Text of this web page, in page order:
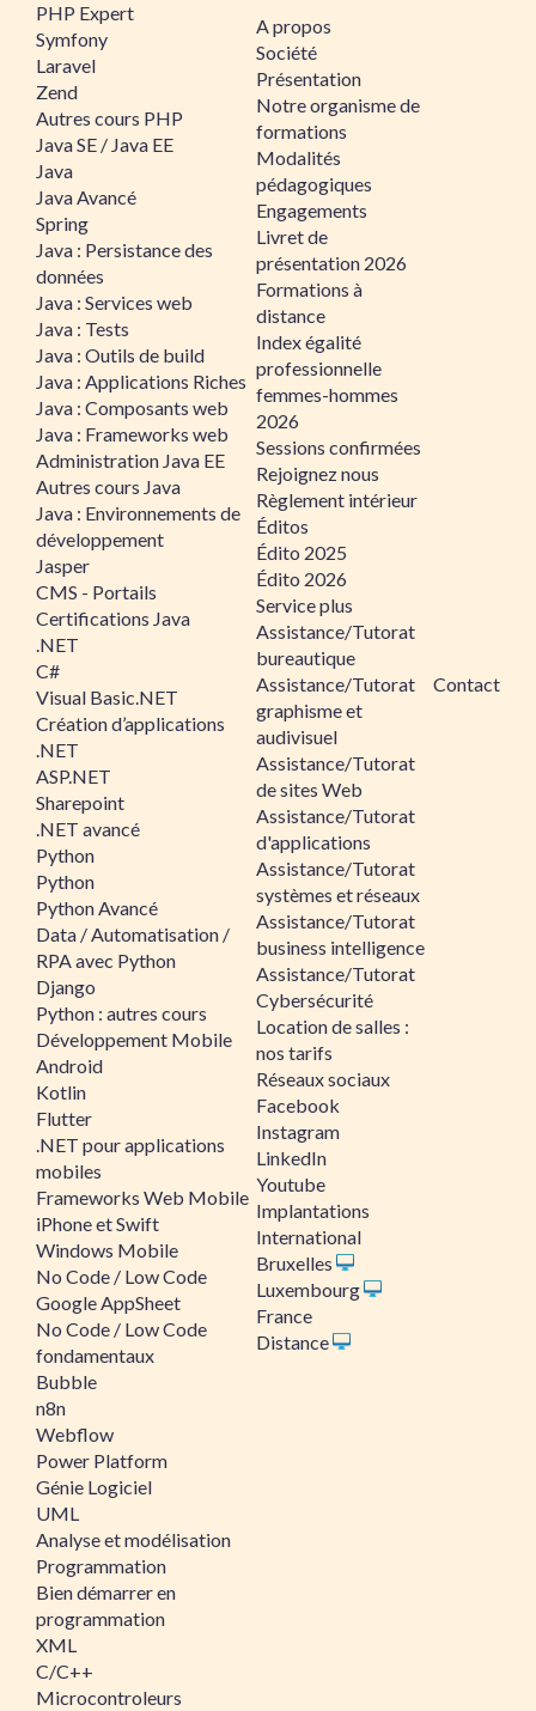
PHP Expert
Symfony
Laravel
Zend
Autres cours PHP
Java SE / Java EE
Java
Java Avancé
Spring
Java : Persistance des
données
Java : Services web
Java : Tests
Java : Outils de build
Java : Applications Riches
Java : Composants web
Java : Frameworks web
Administration Java EE
Autres cours Java
Java : Environnements de
développement
Jasper
CMS - Portails
Certifications Java
.NET
C#
Visual Basic.NET
Création d’applications
.NET
ASP.NET
Sharepoint
.NET avancé
Python
Python
Python Avancé
Data / Automatisation /
RPA avec Python
Django
Python : autres cours
Développement Mobile
Android
Kotlin
Flutter
.NET pour applications
mobiles
Frameworks Web Mobile
iPhone et Swift
Windows Mobile
No Code / Low Code
Google AppSheet
No Code / Low Code
fondamentaux
Bubble
n8n
Webflow
Power Platform
Génie Logiciel
UML
Analyse et modélisation
Programmation
Bien démarrer en
programmation
XML
C/C++
Microcontroleurs
A propos
Société
Présentation
Notre organisme de
formations
Modalités
pédagogiques
Engagements
Livret de
présentation 2026
Formations à
distance
Index égalité
professionnelle
femmes-hommes
2026
Sessions confirmées
Rejoignez nous
Règlement intérieur
Éditos
Édito 2025
Édito 2026
Service plus
Assistance/Tutorat
bureautique
Assistance/Tutorat
graphisme et
audivisuel
Assistance/Tutorat
de sites Web
Assistance/Tutorat
d'applications
Assistance/Tutorat
systèmes et réseaux
Assistance/Tutorat
business intelligence
Assistance/Tutorat
Cybersécurité
Location de salles :
nos tarifs
Réseaux sociaux
Facebook
Instagram
LinkedIn
Youtube
Implantations
International
Bruxelles
Luxembourg
France
Distance
Contact